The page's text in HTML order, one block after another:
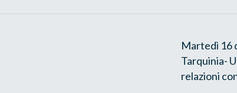
Martedì 16
Tarquinia-
relazioni